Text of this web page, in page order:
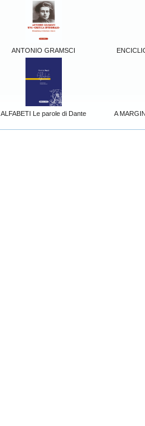
ANTONIO GRAMSCI
ALFABETI Le parole di Dante A